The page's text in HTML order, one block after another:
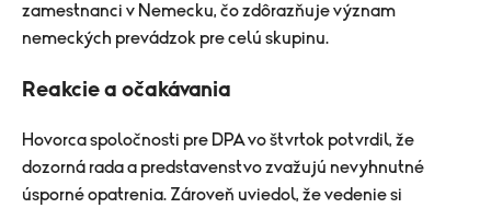
zamestnanci v Nemecku, čo zdôrazňuje význam
nemeckých prevádzok pre celú skupinu.
Reakcie a očakávania
Hovorca spoločnosti pre DPA vo štvrtok potvrdil, že
dozorná rada a predstavenstvo zvažujú nevyhnutné
úsporné opatrenia. Zároveň uviedol, že vedenie si